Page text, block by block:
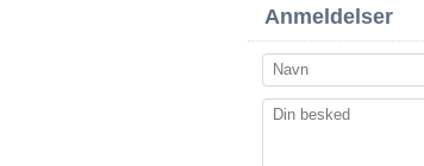
Anmeldelser